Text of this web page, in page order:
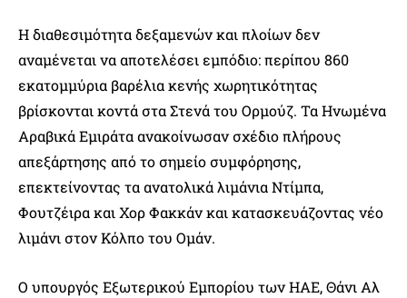
Η διαθεσιμότητα δεξαμενών και πλοίων δεν
αναμένεται να αποτελέσει εμπόδιο: περίπου 860
εκατομμύρια βαρέλια κενής χωρητικότητας
βρίσκονται κοντά στα Στενά του Ορμούζ. Τα Ηνωμένα
Αραβικά Εμιράτα ανακοίνωσαν σχέδιο πλήρους
απεξάρτησης από το σημείο συμφόρησης,
επεκτείνοντας τα ανατολικά λιμάνια Ντίμπα,
Φουτζέιρα και Χορ Φακκάν και κατασκευάζοντας νέο
λιμάνι στον Κόλπο του Ομάν.
Ο υπουργός Εξωτερικού Εμπορίου των ΗΑΕ, Θάνι Αλ